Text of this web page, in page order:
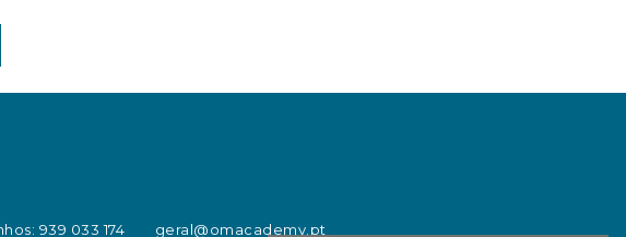
939 033 174 geral@omacademy.pt